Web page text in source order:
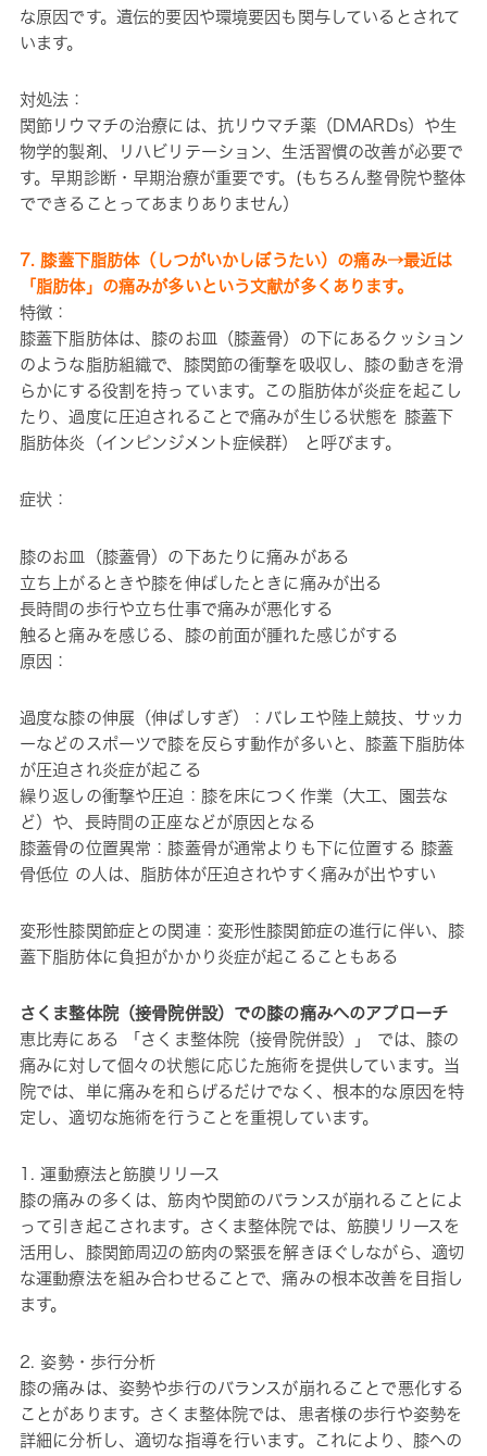
な原因です。遺伝的要因や環境要因も関与しているとされて
います。
対処法：
関節リウマチの治療には、抗リウマチ薬（DMARDs）や生
物学的製剤、リハビリテーション、生活習慣の改善が必要で
す。早期診断・早期治療が重要です。(もちろん整骨院や整体
でできることってあまりありません）
7. 膝蓋下脂肪体（しつがいかしぼうたい）の痛み→最近は
「脂肪体」の痛みが多いという文献が多くあります。
特徴：
膝蓋下脂肪体は、膝のお皿（膝蓋骨）の下にあるクッション
のような脂肪組織で、膝関節の衝撃を吸収し、膝の動きを滑
らかにする役割を持っています。この脂肪体が炎症を起こし
たり、過度に圧迫されることで痛みが生じる状態を 膝蓋下
脂肪体炎（インピンジメント症候群） と呼びます。
症状：
膝のお皿（膝蓋骨）の下あたりに痛みがある
立ち上がるときや膝を伸ばしたときに痛みが出る
長時間の歩行や立ち仕事で痛みが悪化する
触ると痛みを感じる、膝の前面が腫れた感じがする
原因：
過度な膝の伸展（伸ばしすぎ）：バレエや陸上競技、サッカ
ーなどのスポーツで膝を反らす動作が多いと、膝蓋下脂肪体
が圧迫され炎症が起こる
繰り返しの衝撃や圧迫：膝を床につく作業（大工、園芸な
ど）や、長時間の正座などが原因となる
膝蓋骨の位置異常：膝蓋骨が通常よりも下に位置する 膝蓋
骨低位 の人は、脂肪体が圧迫されやすく痛みが出やすい
変形性膝関節症との関連：変形性膝関節症の進行に伴い、膝
蓋下脂肪体に負担がかかり炎症が起こることもある
さくま整体院（接骨院併設）での膝の痛みへのアプローチ
恵比寿にある 「さくま整体院（接骨院併設）」 では、膝の
痛みに対して個々の状態に応じた施術を提供しています。当
院では、単に痛みを和らげるだけでなく、根本的な原因を特
定し、適切な施術を行うことを重視しています。
1. 運動療法と筋膜リリース
膝の痛みの多くは、筋肉や関節のバランスが崩れることによ
って引き起こされます。さくま整体院では、筋膜リリースを
活用し、膝関節周辺の筋肉の緊張を解きほぐしながら、適切
な運動療法を組み合わせることで、痛みの根本改善を目指し
ます。
2. 姿勢・歩行分析
膝の痛みは、姿勢や歩行のバランスが崩れることで悪化する
ことがあります。さくま整体院では、患者様の歩行や姿勢を
詳細に分析し、適切な指導を行います。これにより、膝への